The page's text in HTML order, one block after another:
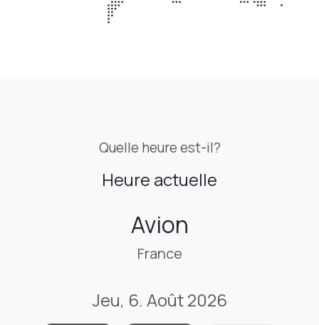
Quelle heure est-il?
Heure actuelle
Avion
France
Jeu, 6. Août 2026